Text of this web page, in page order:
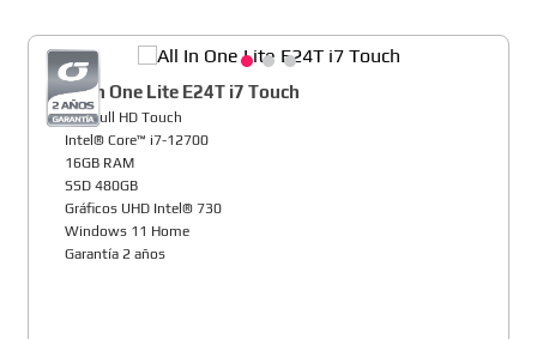
All In One Lite E24T i7 Touch
24" Full HD Touch
Intel® Core™ i7-12700
16GB RAM
SSD 480GB
Gráficos UHD Intel® 730
Windows 11 Home
Garantía 2 años